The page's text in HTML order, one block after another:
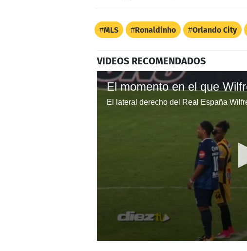
MLS Ronaldinho Orlando City
VIDEOS RECOMENDADOS